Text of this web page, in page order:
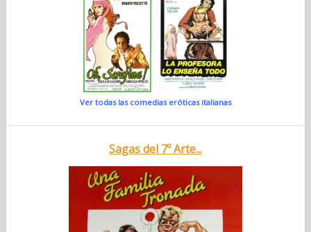
Ver todas las comedias eróticas italianas
Sagas del 7º Arte...